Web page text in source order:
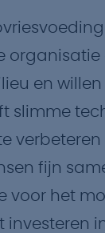
en
slimme
fijn
voor het
investeren